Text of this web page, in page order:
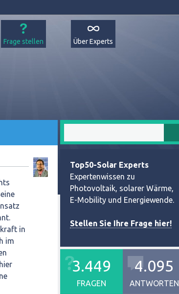
Frage stellen Über Experts
in
im
Top50-Solar Experts
Expertenwissen zu
Photovoltaik, solarer Wärme,
E-Mobility und Energiewende.
Stellen Sie Ihre Frage hier!
3.449
FRAGEN
4.095
ANTWORTEN